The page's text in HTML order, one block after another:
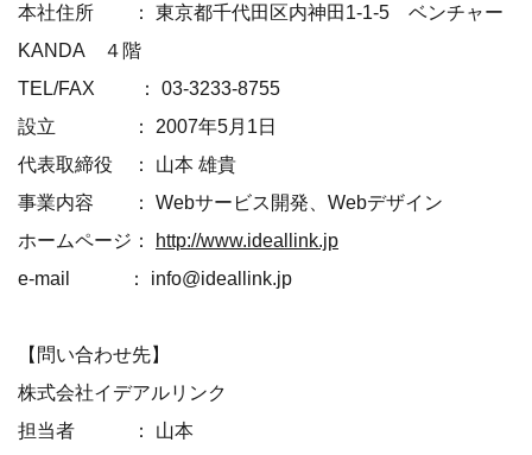
本社住所 ： 東京都千代田区内神田1-1-5 ベンチャー
KANDA ４階
TEL/FAX ： 03-3233-8755
設立 ： 2007年5月1日
代表取締役 ： 山本 雄貴
事業内容 ： Webサービス開発、Webデザイン
ホームページ： http://www.ideallink.jp
e-mail ： info@ideallink.jp
【問い合わせ先】
株式会社イデアルリンク
担当者 ： 山本